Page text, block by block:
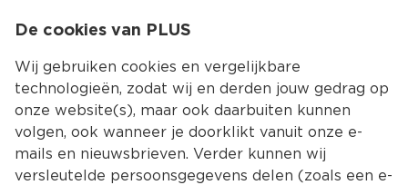
Kies jouw
De cookies van PLUS
Wij gebruiken cookies en vergelijkbare
technologieën, zodat wij en derden jouw gedrag op
onze website(s), maar ook daarbuiten kunnen
volgen, ook wanneer je doorklikt vanuit onze e-
mails en nieuwsbrieven. Verder kunnen wij
versleutelde persoonsgegevens delen (zoals een e-